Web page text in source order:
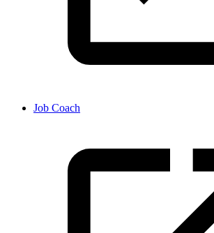
Job Coach